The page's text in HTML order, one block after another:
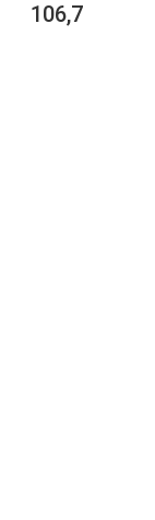
106,7